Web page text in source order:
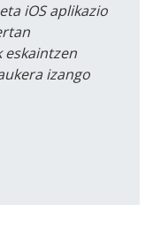
iOS aplikazio
izango